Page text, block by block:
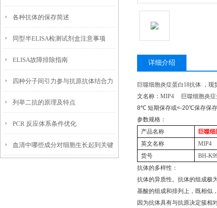
你做对了吗？
各种抗体的保存简述
同型半ELISA检测试剂盒注意事项
ELISA故障排除指南
四种分子间引力参与抗原抗体结合力
陈述
列举二抗的原理及特点
PCR 反应体系条件优化
血清中哪些成分对细胞生长起到关键
详细介绍
巨噬细胞炎症蛋白 18抗体 ，现
文名称： MIP4
巨噬细胞炎
8℃ 短期保存或<-20℃保存保存
参数规格：
产品名称
巨噬
英文名称
MIP4
货号
BH-
抗体的多样性：
抗体的异质性。抗体的组成极
基酸的组成和排列上，既相似
因为抗体具有与抗原决定簇相